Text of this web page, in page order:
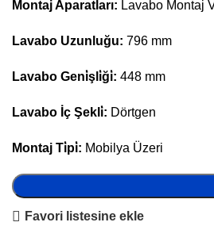
Montaj Aparatları: Lavabo Montaj
Lavabo Uzunluğu: 796 mm
Lavabo Geni̇şli̇ği̇: 448 mm
Lavabo İç Şekli̇: Dörtgen
Montaj Ti̇pi̇: Mobilya Üzeri
Favori listesine ekle